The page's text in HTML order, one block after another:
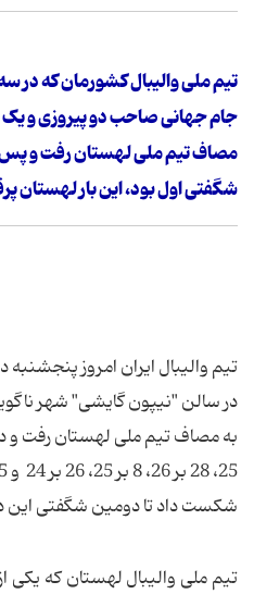
تیم ملی والیبال کشورمان که در
جام جهانی صاحب دو پیروزی و
مصاف تیم ملی لهستان رفت و
شگفتی اول بود، این بار لهستان
در سالن "نیپون گایشی" شهر
شکست داد تا دومین شگفتی این
تیم ملی والیبال لهستان که یکی